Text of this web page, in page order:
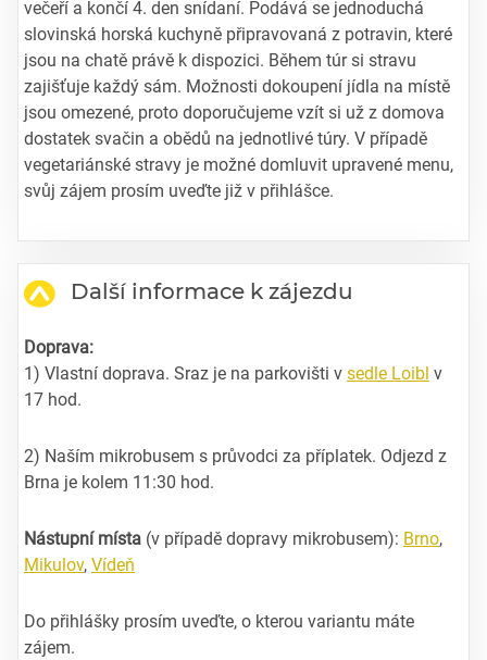
večeří a končí 4. den snídaní. Podává se jednoduchá
slovinská horská kuchyně připravovaná z potravin, které
jsou na chatě právě k dispozici. Během túr si stravu
zajišťuje každý sám. Možnosti dokoupení jídla na místě
jsou omezené, proto doporučujeme vzít si už z domova
dostatek svačin a obědů na jednotlivé túry. V případě
vegetariánské stravy je možné domluvit upravené menu,
svůj zájem prosím uveďte již v přihlášce.
Další informace k zájezdu
Doprava:
1) Vlastní doprava. Sraz je na parkovišti v sedle Loibl v
17 hod.
2) Naším mikrobusem s průvodci za příplatek. Odjezd z
Brna je kolem 11:30 hod.
Nástupní místa (v případě dopravy mikrobusem): Brno,
Mikulov, Vídeň
Do přihlášky prosím uveďte, o kterou variantu máte
zájem.